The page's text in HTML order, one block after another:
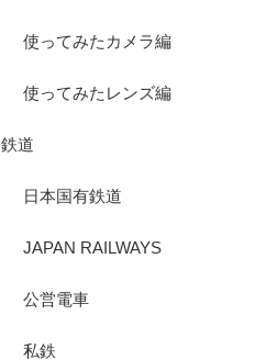
使ってみたカメラ編
使ってみたレンズ編
鉄道
日本国有鉄道
JAPAN RAILWAYS
公営電車
私鉄